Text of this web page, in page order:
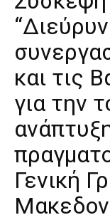
και τις
για την
Γενική